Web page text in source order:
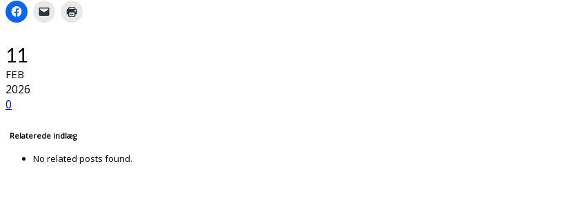
11
FEB
2026
0
Relaterede indlæg
No related posts found.